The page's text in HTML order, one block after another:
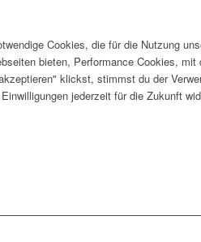
Cookies, die für die Nutzung
bieten, Performance Cookies, mit
klickst, stimmst du der
jederzeit für die Zukunft